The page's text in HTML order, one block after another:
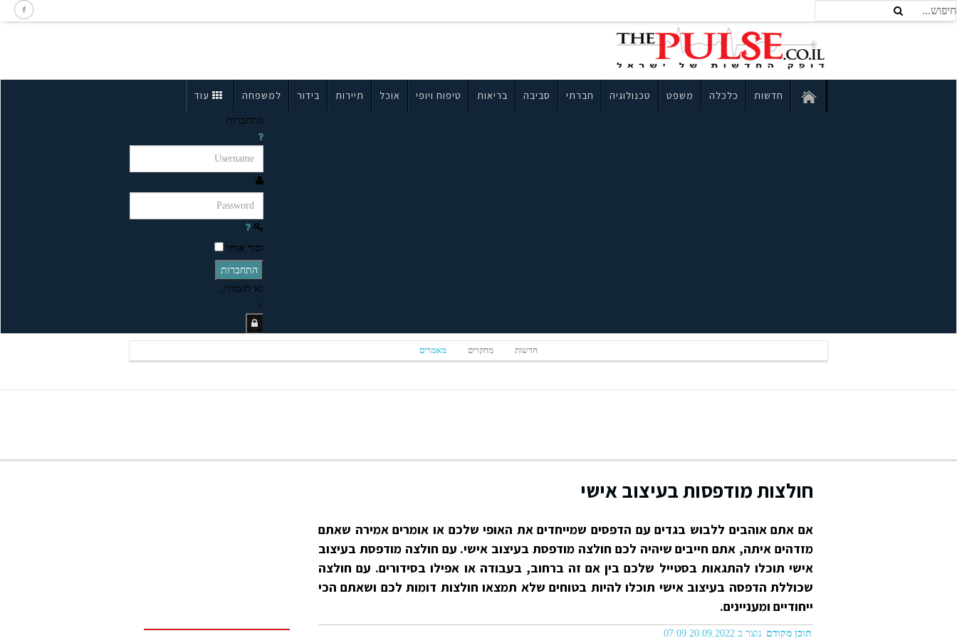
חדשות כלכלה משפט טכנולוגיה חברתי סביבה בריאות טיפוח ויופי אוכל תיירות בידור למשפחה עוד
התחברות
זכור אותי
התחברות
נא להמתין...
×
חדשות מחקרים מאמרים
חולצות מודפסות בעיצוב אישי
אם אתם אוהבים ללבוש בגדים עם הדפסים שמייחדים את האופי שלכם או אומרים אמירה שאתם
מזדהים איתה, אתם חייבים שיהיה לכם חולצה מודפסת בעיצוב אישי. עם חולצה מודפסת בעיצוב
אישי תוכלו להתגאות בסטייל שלכם בין אם זה ברחוב, בעבודה או אפילו בסידורים. עם חולצה
שכוללת הדפסה בעיצוב אישי תוכלו להיות בטוחים שלא תמצאו חולצות דומות לכם ושאתם הכי
ייחודיים ומעניינים.
תוכן מקודם נוצר ב 20.09.2022 07:09